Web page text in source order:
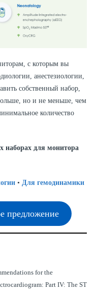
с которым вы
анестезиологии,
собственный набор,
но и не меньше, чем
количество
наборах для монитора
• Для гемодинамики
предложение
for the
Part IV: The ST